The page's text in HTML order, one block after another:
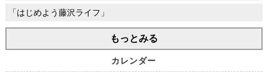
「はじめよう藤沢ライフ」
もっとみる
カレンダー